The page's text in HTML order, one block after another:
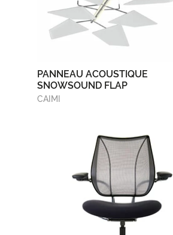
PANNEAU ACOUSTIQUE
SNOWSOUND FLAP
CAIMI